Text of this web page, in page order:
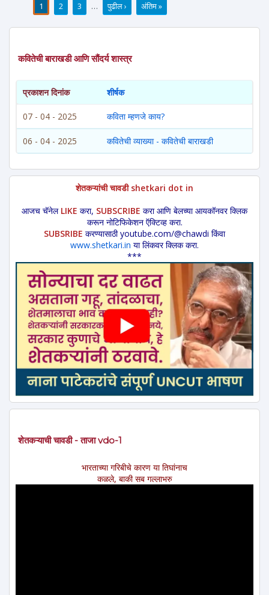
1 2 3 … पुढील › अंतिम »
कवितेची बाराखडी आणि सौंदर्य शास्त्र
प्रकाशन दिनांक शीर्षक
07 - 04 - 2025 कविता म्हणजे काय?
06 - 04 - 2025 कवितेची व्याख्या - कवितेची बाराखडी
शेतकऱ्यांची चावडी shetkari dot in
आजच चॅनेल LIKE करा, SUBSCRIBE करा आणि बेलच्या आयकॉनवर क्लिक
करून नोटिफिकेशन ऍक्टिव्ह करा.
SUBSRIBE करण्यासाठी youtube.com/@chawdi किंवा
www.shetkari.in या लिंकवर क्लिक करा.
***
शेतकऱ्याची चावडी - ताजा vdo-1
भारताच्या गरिबीचे कारण या तिघांनाच
कळले, बाकी सब गल्लाभरु